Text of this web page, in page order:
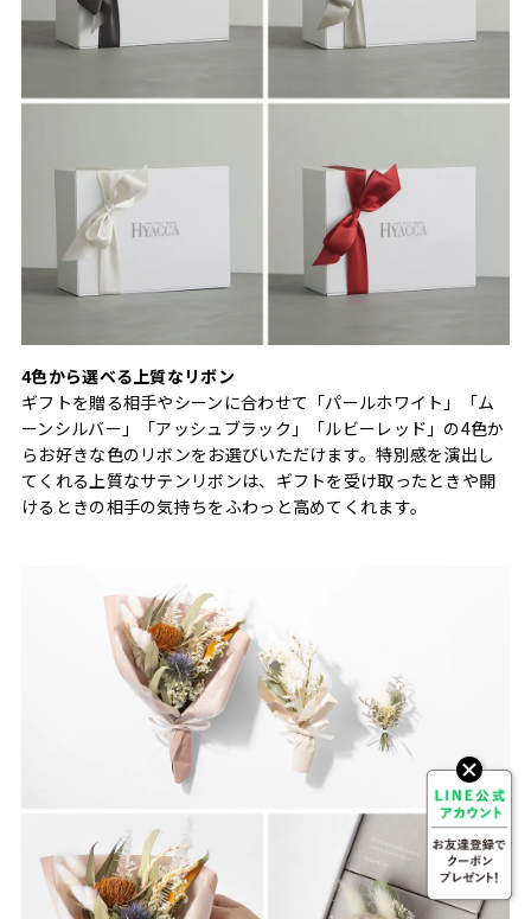
4色から選べる上質なリボン
ギフトを贈る相手やシーンに合わせて「パールホワイト」「ム
ーンシルバー」「アッシュブラック」「ルビーレッド」の4色か
らお好きな色のリボンをお選びいただけます。特別感を演出し
てくれる上質なサテンリボンは、ギフトを受け取ったときや開
けるときの相手の気持ちをふわっと高めてくれます。